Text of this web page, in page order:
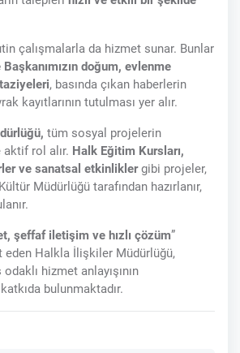
çalışmalarla da hizmet sunar. Bunlar
doğum, evlenme
, basında çıkan haberlerin
kayıtlarının tutulması yer alır.
tüm sosyal projelerin
rol alır. Halk Eğitim Kursları,
ve sanatsal etkinliklergibi projeler,
Müdürlüğü tarafından hazırlanır,
şeffaf iletişim ve hızlı çözüm”
eden Halkla İlişkiler Müdürlüğü,
hizmet anlayışının
bulunmaktadır.